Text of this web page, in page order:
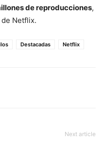
de reproducciones,
Netflix.
Destacadas Netflix
Next article